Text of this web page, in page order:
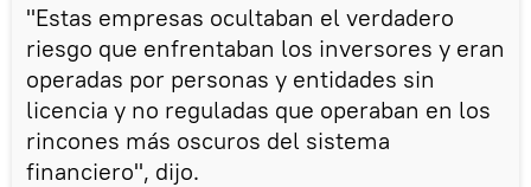
"Estas empresas ocultaban el verdadero
riesgo que enfrentaban los inversores y eran
operadas por personas y entidades sin
licencia y no reguladas que operaban en los
rincones más oscuros del sistema
financiero", dijo.